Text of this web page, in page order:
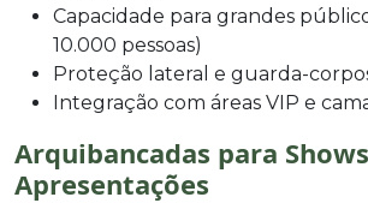
Capacidade para grandes
10.000 pessoas)
Proteção lateral e guarda-
Integração com áreas VIP e
Arquibancadas para
Apresentações